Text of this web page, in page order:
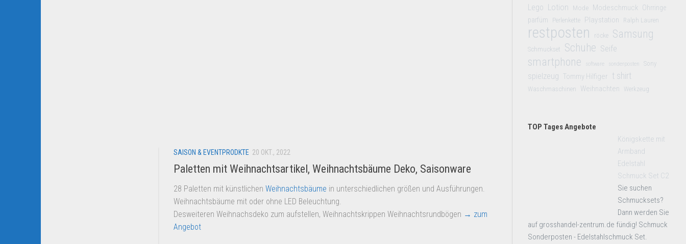
SAISON & EVENTPRODKTE 20 OKT., 2022
Paletten mit Weihnachtsartikel, Weihnachtsbäume Deko, Saisonware
28 Paletten mit künstlichen Weihnachtsbäume in unterschiedlichen größen und Ausführungen.
Weihnachtsbäume mit oder ohne LED Beleuchtung.
Desweiteren Weihnachsdeko zum aufstellen, Weihnachtskrippen Weihnachtsrundbögen → zum
Angebot
Lego Lotion Mode Modeschmuck Ohrringe
parfüm
Perlenkette Playstation Ralph Lauren
restposten röcke Samsung
Schmuckset Schuhe Seife
smartphone software sonderposten Sony
spielzeug Tommy Hilfiger t shirt
Waschmaschinen Weihnachten Werkzeug
TOP Tages Angebote
Königskette mit
Armband
Edelstahl
Schmuck Set C2
Sie suchen
Schmucksets?
Dann werden Sie
auf grosshandel-zentrum.de fündig! Schmuck
Sonderposten - Edelstahlschmuck Set.